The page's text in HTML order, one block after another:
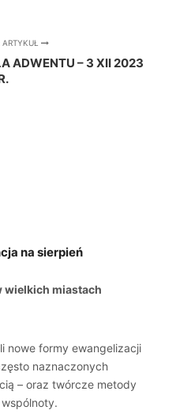
ADWENTU – 3 XII 2023
na sierpień
wielkich miastach
nowe formy ewangelizacji
naznaczonych
– oraz twórcze metody